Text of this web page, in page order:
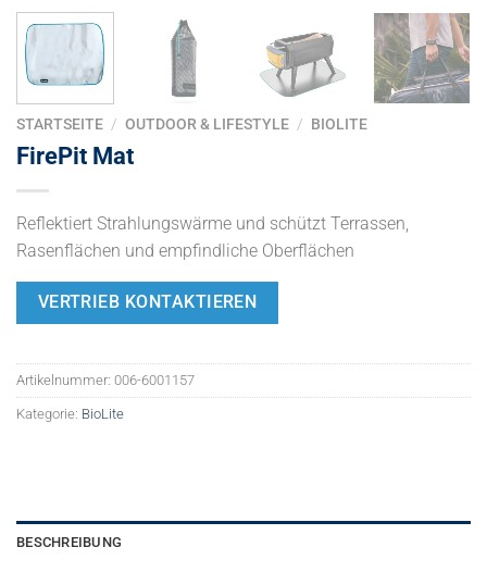
STARTSEITE / OUTDOOR & LIFESTYLE / BIOLITE
FirePit Mat
Reflektiert Strahlungswärme und schützt Terrassen,
Rasenflächen und empfindliche Oberflächen
VERTRIEB KONTAKTIEREN
Artikelnummer: 006-6001157
Kategorie: BioLite
BESCHREIBUNG